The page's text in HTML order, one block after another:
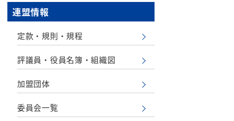
連盟情報
定款・規則・規程
評議員・役員名簿・組織図
加盟団体
委員会一覧